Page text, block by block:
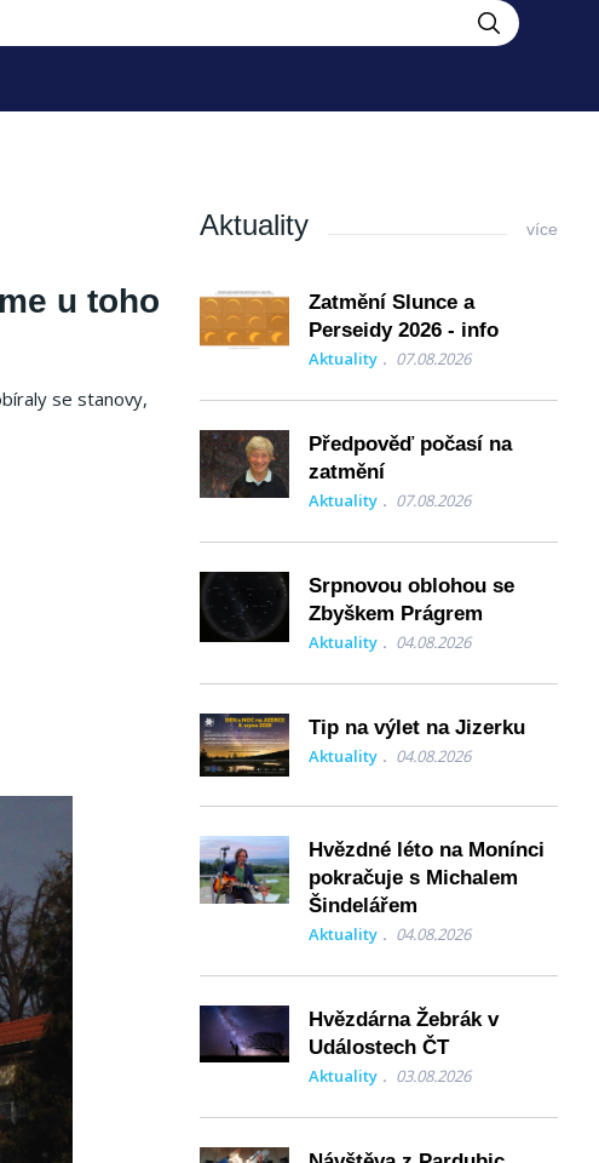
u toho
se stanovy,
Aktuality více
Zatmění Slunce a
Perseidy 2026 - info
Aktuality 07.08.2026
Předpověď počasí na
zatmění
Aktuality 07.08.2026
Srpnovou oblohou se
Zbyškem Prágrem
Aktuality 04.08.2026
Tip na výlet na Jizerku
Aktuality 04.08.2026
Hvězdné léto na Monínci
pokračuje s Michalem
Šindelářem
Aktuality 04.08.2026
Hvězdárna Žebrák v
Událostech ČT
Aktuality 03.08.2026